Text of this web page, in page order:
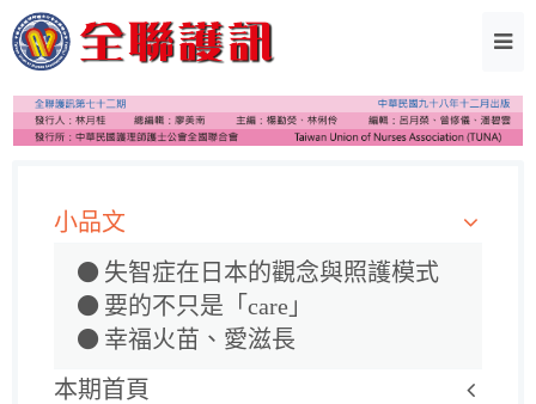
小品文
失智症在日本的觀念與照護模式
要的不只是「care」
幸福火苗、愛滋長
本期首頁